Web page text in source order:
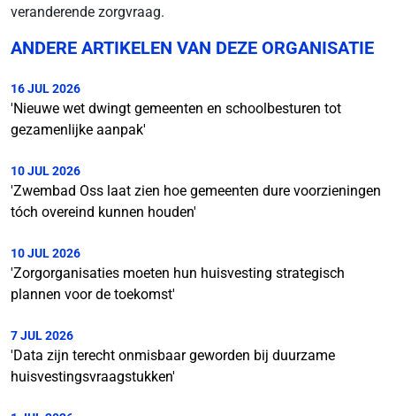
veranderende zorgvraag.
ANDERE ARTIKELEN VAN DEZE ORGANISATIE
16 JUL 2026
'Nieuwe wet dwingt gemeenten en schoolbesturen tot
gezamenlijke aanpak'
10 JUL 2026
'Zwembad Oss laat zien hoe gemeenten dure voorzieningen
tóch overeind kunnen houden'
10 JUL 2026
'Zorgorganisaties moeten hun huisvesting strategisch
plannen voor de toekomst'
7 JUL 2026
'Data zijn terecht onmisbaar geworden bij duurzame
huisvestingsvraagstukken'